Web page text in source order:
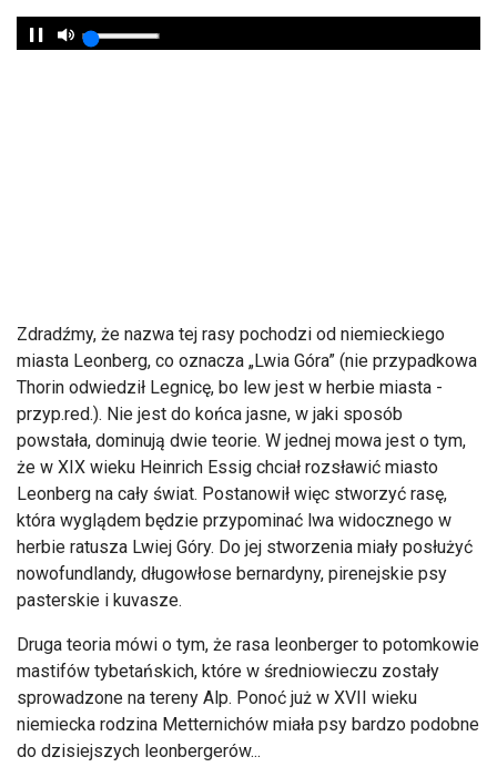
Zdradźmy, że nazwa tej rasy pochodzi od niemieckiego
miasta Leonberg, co oznacza „Lwia Góra” (nie przypadkowa
Thorin odwiedził Legnicę, bo lew jest w herbie miasta -
przyp.red.). Nie jest do końca jasne, w jaki sposób
powstała, dominują dwie teorie. W jednej mowa jest o tym,
że w XIX wieku Heinrich Essig chciał rozsławić miasto
Leonberg na cały świat. Postanowił więc stworzyć rasę,
która wyglądem będzie przypominać lwa widocznego w
herbie ratusza Lwiej Góry. Do jej stworzenia miały posłużyć
nowofundlandy, długowłose bernardyny, pirenejskie psy
pasterskie i kuvasze.
Druga teoria mówi o tym, że rasa leonberger to potomkowie
mastifów tybetańskich, które w średniowieczu zostały
sprowadzone na tereny Alp. Ponoć już w XVII wieku
niemiecka rodzina Metternichów miała psy bardzo podobne
do dzisiejszych leonbergerów...